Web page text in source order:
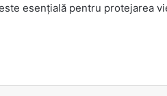
esențială pentru protejarea